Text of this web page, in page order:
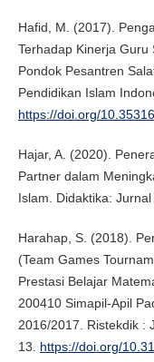
Hafid, M. (2017).
Terhadap Kinerja
Pondok Pesantren
Pendidikan Islam
https://doi.org/
Hajar, A. (2020).
Partner dalam
Islam. Didaktika:
Harahap, S. (2018).
(Team Games
Prestasi Belajar
200410 Simapil-Apil
2016/2017. Ristekdik :
13. https://doi.org/